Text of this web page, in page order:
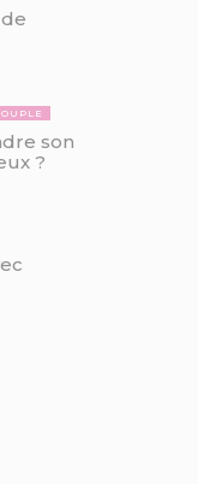
son
?